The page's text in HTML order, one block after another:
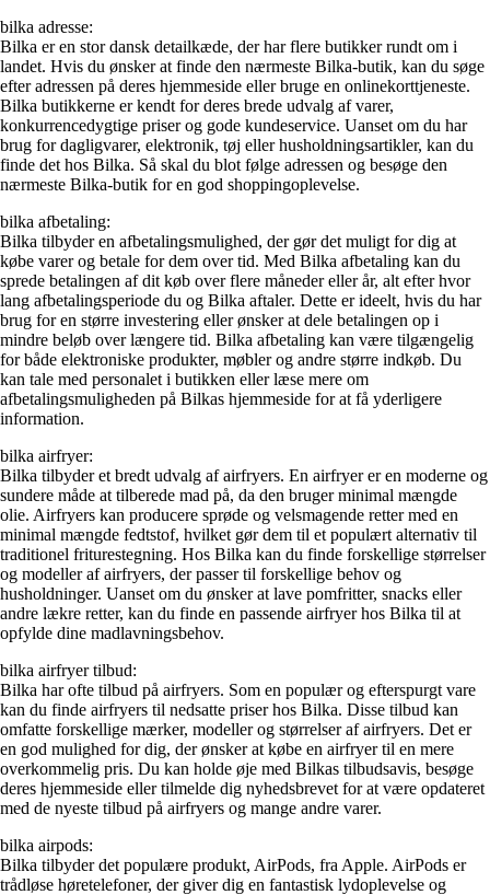
bilka adresse:
Bilka er en stor dansk detailkæde, der har flere butikker rundt om i
landet. Hvis du ønsker at finde den nærmeste Bilka-butik, kan du søge
efter adressen på deres hjemmeside eller bruge en onlinekorttjeneste.
Bilka butikkerne er kendt for deres brede udvalg af varer,
konkurrencedygtige priser og gode kundeservice. Uanset om du har
brug for dagligvarer, elektronik, tøj eller husholdningsartikler, kan du
finde det hos Bilka. Så skal du blot følge adressen og besøge den
nærmeste Bilka-butik for en god shoppingoplevelse.
bilka afbetaling:
Bilka tilbyder en afbetalingsmulighed, der gør det muligt for dig at
købe varer og betale for dem over tid. Med Bilka afbetaling kan du
sprede betalingen af dit køb over flere måneder eller år, alt efter hvor
lang afbetalingsperiode du og Bilka aftaler. Dette er ideelt, hvis du har
brug for en større investering eller ønsker at dele betalingen op i
mindre beløb over længere tid. Bilka afbetaling kan være tilgængelig
for både elektroniske produkter, møbler og andre større indkøb. Du
kan tale med personalet i butikken eller læse mere om
afbetalingsmuligheden på Bilkas hjemmeside for at få yderligere
information.
bilka airfryer:
Bilka tilbyder et bredt udvalg af airfryers. En airfryer er en moderne og
sundere måde at tilberede mad på, da den bruger minimal mængde
olie. Airfryers kan producere sprøde og velsmagende retter med en
minimal mængde fedtstof, hvilket gør dem til et populært alternativ til
traditionel friturestegning. Hos Bilka kan du finde forskellige størrelser
og modeller af airfryers, der passer til forskellige behov og
husholdninger. Uanset om du ønsker at lave pomfritter, snacks eller
andre lækre retter, kan du finde en passende airfryer hos Bilka til at
opfylde dine madlavningsbehov.
bilka airfryer tilbud:
Bilka har ofte tilbud på airfryers. Som en populær og efterspurgt vare
kan du finde airfryers til nedsatte priser hos Bilka. Disse tilbud kan
omfatte forskellige mærker, modeller og størrelser af airfryers. Det er
en god mulighed for dig, der ønsker at købe en airfryer til en mere
overkommelig pris. Du kan holde øje med Bilkas tilbudsavis, besøge
deres hjemmeside eller tilmelde dig nyhedsbrevet for at være opdateret
med de nyeste tilbud på airfryers og mange andre varer.
bilka airpods:
Bilka tilbyder det populære produkt, AirPods, fra Apple. AirPods er
trådløse høretelefoner, der giver dig en fantastisk lydoplevelse og